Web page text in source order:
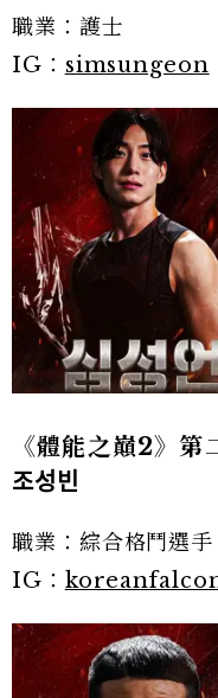
職業：護士
IG： simsungeon
《體能之巔2》
조성빈
職業：綜合格鬥選手
IG：